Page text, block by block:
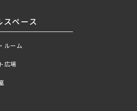
スペース
ルーム
広場